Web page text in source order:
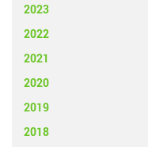
2023
2022
2021
2020
2019
2018